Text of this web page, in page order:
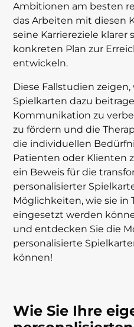
Ambitionen am besten
das Arbeiten mit diesen
seine Karriereziele klarer
konkreten Plan zur
entwickeln.
Diese Fallstudien
Spielkarten dazu
Kommunikation zu
zu fördern und die
die individuellen
Patienten oder Klienten
ein Beweis für die
personalisierter
Möglichkeiten, wie sie in
eingesetzt werden
und entdecken Sie die
personalisierte
können!
Wie Sie Ihre